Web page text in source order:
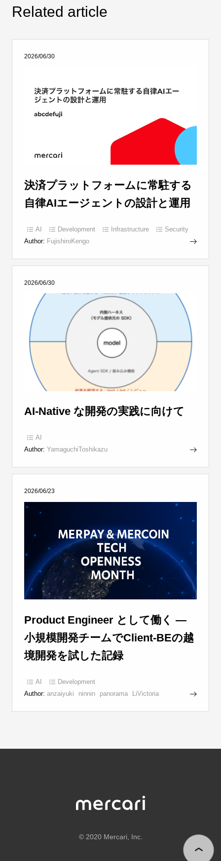
Related article
2026/06/30
決済プラットフォームに常駐する
自律AIエージェントの設計と運用
AI Development Infrastructure
Security
Author: FujishiroKengo
2026/06/30
AI-Native な開発の実践に向けて
AI
Author: YamaguchiToshikazu
2026/06/23
Product Engineer として働く —
小規模開発チームでClient-BEの越
境開発を試した記録
AI
Development
Author: anzaiyuki ninnin panorama LiVictoria
© 2020 Mercari, Inc.